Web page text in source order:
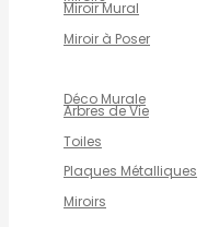
Miroir Mural
Miroir à Poser
Déco Murale
Arbres de Vie
Toiles
Plaques Métalliques
Miroirs